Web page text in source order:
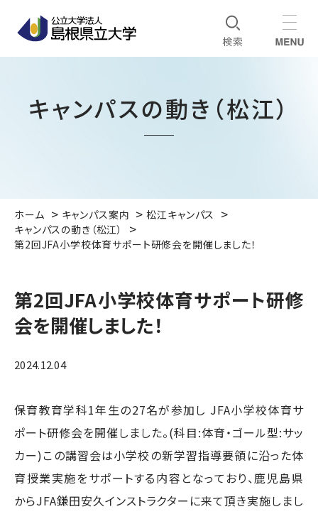
キャンパスの動き（松江）
ホーム キャンパス案内
松江キャンパス
キャンパスの動き（松江）
第2回JFA小学校体育サポート研修会を開催しました！
第2回JFA小学校体育サポート研修
会を開催しました！
2024.12.04
保育教育学科1年生の27名が参加し JFA小学校体育サ
ポート研修会を開催しました。(科目:体育・ゴール型:サッ
カー)この講習会は小学校の新学習指導要領に沿った体
育授業実施をサポートする内容となっており、鹿児島県
からJFA鎌田安久インストラクターに来て頂き実施しまし